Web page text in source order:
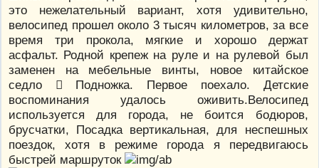
это нежелательный вариант, хотя удивительно,
велосипед прошел около 3 тысяч километров, за все
время три прокола, мягкие и хорошо держат
асфальт. Родной крепеж на руле и на рулевой был
заменен на мебельные винты, новое китайское
седло  Подножка. Первое поехало. Детские
воспоминания удалось оживить.Велосипед
используется для города, не боится бодюров,
брусчатки, Посадка вертикальная, для неспешных
поездок, хотя в режиме города я передвигаюсь
быстрей маршруток